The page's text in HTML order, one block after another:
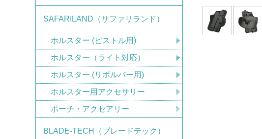
SAFARILAND（サファリランド）
ホルスター (ピストル用)
ホルスター（ライト対応）
ホルスター (リボルバー用)
ホルスター用アクセサリー
ポーチ・アクセアリー
BLADE-TECH（ブレードテック）